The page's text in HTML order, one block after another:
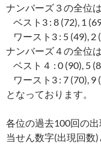
ナンバーズ３の全位
ベスト3 : 8 (72), 1
ワースト3 : 5 (49), 2
ナンバーズ４の全位
ベスト４ : 0 (90), 5
ワースト3 : 7 (70), 9
となっております。
各位の過去100回の
当せん数字(出現回数)